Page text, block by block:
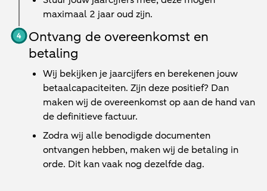
maximaal 2 jaar oud zijn.
Ontvang de overeenkomst en
betaling
Wij bekijken je jaarcijfers en berekenen jouw
betaalcapaciteiten. Zijn deze positief? Dan
maken wij de overeenkomst op aan de hand van
de definitieve factuur.
Zodra wij alle benodigde documenten
ontvangen hebben, maken wij de betaling in
orde. Dit kan vaak nog dezelfde dag.